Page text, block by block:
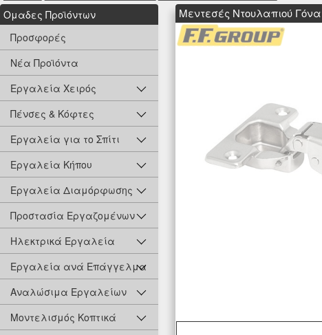
Oμαδες Προϊόντων
Προσφορές
Νέα Προϊόντα
Εργαλεία Χειρός
Πένσες & Κόφτες
Εργαλεία για το Σπίτι
Εργαλεία Κήπου
Εργαλεία Διαμόρφωσης
Προστασία Εργαζομένων
Ηλεκτρικά Εργαλεία
Εργαλεία ανά Επάγγελμα
Αναλώσιμα Εργαλείων
Μοντελισμός Κοπτικά
Μεντεσές Ντουλαπιού